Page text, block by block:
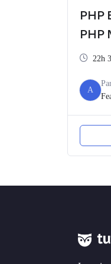
PHP
PHP
22h
A